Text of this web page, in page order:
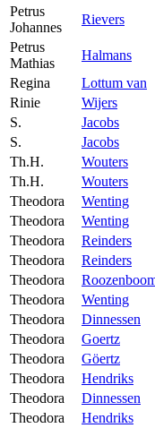
Petrus
Johannes
Rievers
Petrus
Mathias
Halmans
Regina
Lottum van
Rinie
Wijers
S.
Jacobs
S.
Jacobs
Th.H.
Wouters
Th.H.
Wouters
Theodora
Wenting
Theodora
Wenting
Theodora
Reinders
Theodora
Reinders
Theodora
Theodora
Wenting
Theodora
Dinnessen
Theodora
Goertz
Theodora
Göertz
Theodora
Hendriks
Theodora
Dinnessen
Theodora
Hendriks